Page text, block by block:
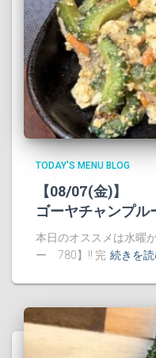
TODAY'S MENU BLOG
【08/07(金)】
ゴーヤチャンプル
本日のオススメは水曜
ー 780】!! 完 続きを